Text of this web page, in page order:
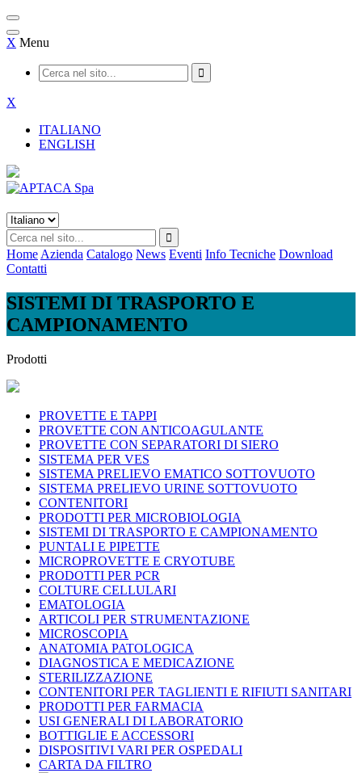
X Menu
X
ITALIANO
ENGLISH
HomeAzienda Catalogo News Eventi Info Tecniche Download
Contatti
SISTEMI DI TRASPORTO E
CAMPIONAMENTO
Prodotti
PROVETTE E TAPPI
PROVETTE CON ANTICOAGULANTE
PROVETTE CON SEPARATORI DI SIERO
SISTEMA PER VES
SISTEMA PRELIEVO EMATICO SOTTOVUOTO
SISTEMA PRELIEVO URINE SOTTOVUOTO
CONTENITORI
PRODOTTI PER MICROBIOLOGIA
SISTEMI DI TRASPORTO E CAMPIONAMENTO
PUNTALI E PIPETTE
MICROPROVETTE E CRYOTUBE
PRODOTTI PER PCR
COLTURE CELLULARI
EMATOLOGIA
ARTICOLI PER STRUMENTAZIONE
MICROSCOPIA
ANATOMIA PATOLOGICA
DIAGNOSTICA E MEDICAZIONE
STERILIZZAZIONE
CONTENITORI PER TAGLIENTI E RIFIUTI SANITARI
PRODOTTI PER FARMACIA
USI GENERALI DI LABORATORIO
BOTTIGLIE E ACCESSORI
DISPOSITIVI VARI PER OSPEDALI
CARTA DA FILTRO